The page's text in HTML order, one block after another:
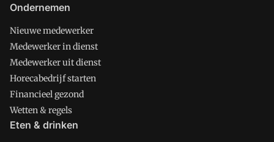
Ondernemen
Nieuwe medewerker
Medewerker in dienst
Medewerker uit dienst
Horecabedrijf starten
Financieel gezond
Wetten & regels
Eten & drinken